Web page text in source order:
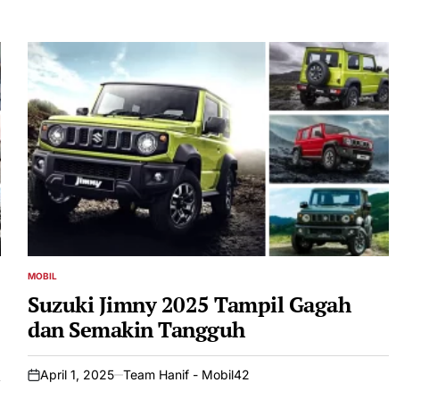
POSTED
MOBIL
Suzuki Jimny 2025 Tampil Gagah
dan Semakin Tangguh
on
April 1, 2025 Team Hanif - Mobil42